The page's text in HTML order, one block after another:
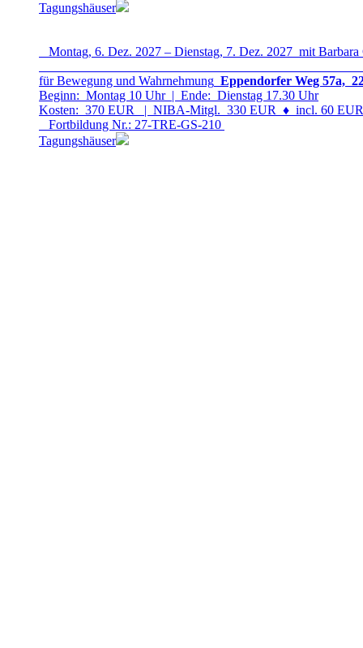
Tagungshäuser
Montag, 6. Dez. 2027 – Dienstag, 7. Dez. 2027 mit Barbara
für Bewegung und Wahrnehmung Eppendorfer Weg 57a,
Beginn: Montag 10 Uhr | Ende: Dienstag 17.30 Uhr
Kosten: 370 EUR | NIBA-Mitgl. 330 EUR ♦ incl. 60
Fortbildung Nr.: 27-TRE-GS-210
Tagungshäuser